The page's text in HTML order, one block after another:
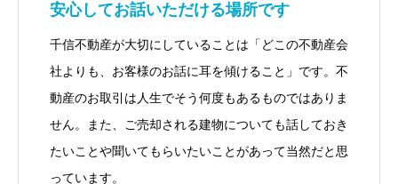
安心してお話いただける場所です
千信不動産が大切にしていることは「どこの不動産会
社よりも、お客様のお話に耳を傾けること」です。不
動産のお取引は人生でそう何度もあるものではありま
せん。また、ご売却される建物についても話しておき
たいことや聞いてもらいたいことがあって当然だと思
っています。